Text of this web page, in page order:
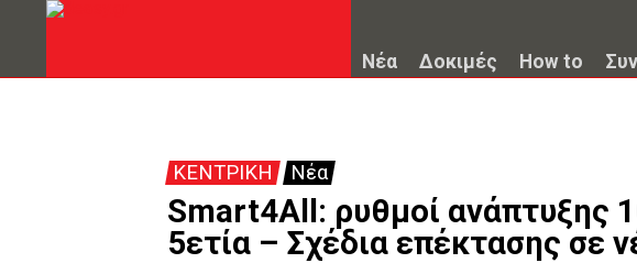
Νέα Δοκιμές How to
ΚΕΝΤΡΙΚΗ Νέα
Smart4All: ρυθμοί ανάπτυξης
5ετία – Σχέδια επέκτασης σε